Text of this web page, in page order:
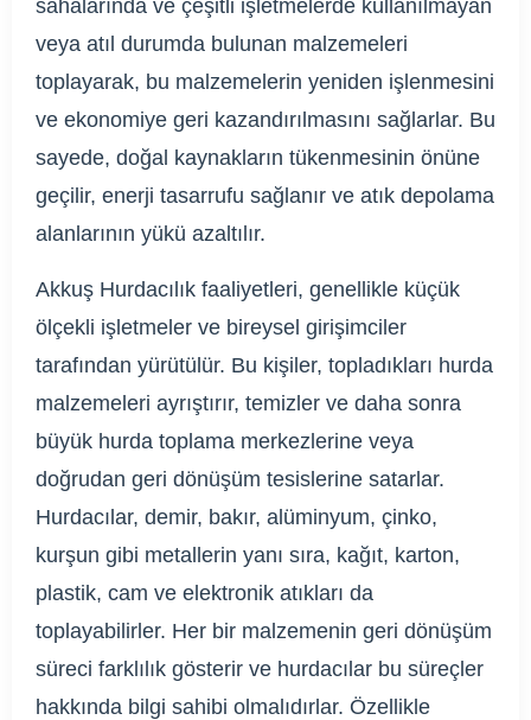
sahalarında ve çeşitli işletmelerde kullanılmayan
veya atıl durumda bulunan malzemeleri
toplayarak, bu malzemelerin yeniden işlenmesini
ve ekonomiye geri kazandırılmasını sağlarlar. Bu
sayede, doğal kaynakların tükenmesinin önüne
geçilir, enerji tasarrufu sağlanır ve atık depolama
alanlarının yükü azaltılır.
Akkuş Hurdacılık faaliyetleri, genellikle küçük
ölçekli işletmeler ve bireysel girişimciler
tarafından yürütülür. Bu kişiler, topladıkları hurda
malzemeleri ayrıştırır, temizler ve daha sonra
büyük hurda toplama merkezlerine veya
doğrudan geri dönüşüm tesislerine satarlar.
Hurdacılar, demir, bakır, alüminyum, çinko,
kurşun gibi metallerin yanı sıra, kağıt, karton,
plastik, cam ve elektronik atıkları da
toplayabilirler. Her bir malzemenin geri dönüşüm
süreci farklılık gösterir ve hurdacılar bu süreçler
hakkında bilgi sahibi olmalıdırlar. Özellikle